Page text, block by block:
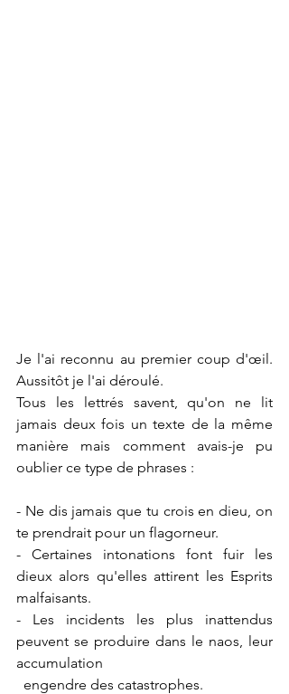
Je l'ai reconnu au premier coup d'œil.
Aussitôt je l'ai déroulé.
Tous les lettrés savent, qu'on ne lit
jamais deux fois un texte de la même
manière mais comment avais-je pu
oublier ce type de phrases :
- Ne dis jamais que tu crois en dieu, on
te prendrait pour un flagorneur.
- Certaines intonations font fuir les
dieux alors qu'elles attirent les Esprits
malfaisants.
- Les incidents les plus inattendus
peuvent se produire dans le naos, leur
accumulation
  engendre des catastrophes.